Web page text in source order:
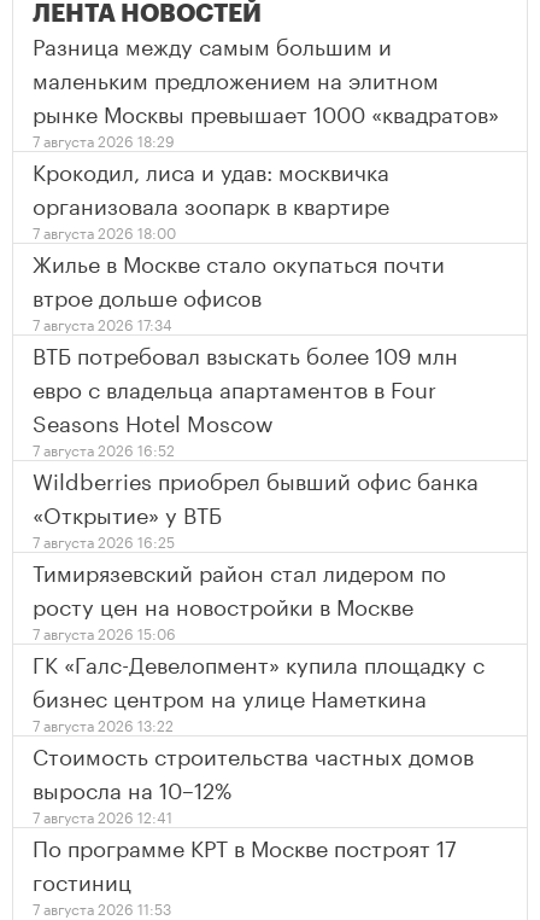
ЛЕНТА НОВОСТЕЙ
Разница между самым большим и
маленьким предложением на элитном
рынке Москвы превышает 1000 «квадратов»
7 августа 2026 18:29
Крокодил, лиса и удав: москвичка
организовала зоопарк в квартире
7 августа 2026 18:00
Жилье в Москве стало окупаться почти
втрое дольше офисов
7 августа 2026 17:34
ВТБ потребовал взыскать более 109 млн
евро с владельца апартаментов в Four
Seasons Hotel Moscow
7 августа 2026 16:52
Wildberries приобрел бывший офис банка
«Открытие» у ВТБ
7 августа 2026 16:25
Тимирязевский район стал лидером по
росту цен на новостройки в Москве
7 августа 2026 15:06
ГК «Галс-Девелопмент» купила площадку с
бизнес центром на улице Наметкина
7 августа 2026 13:22
Стоимость строительства частных домов
выросла на 10–12%
7 августа 2026 12:41
По программе КРТ в Москве построят 17
гостиниц
7 августа 2026 11:53